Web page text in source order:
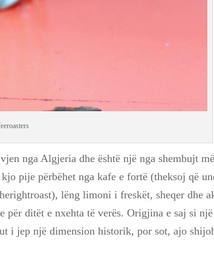
nga Algjeria dhe është një nga shembujt
pije përbëhet nga kafe e fortë (theksoj që
lëng limoni i freskët, sheqer dhe
për ditët e nxehta të verës. Origjina e saj si një
i jep një dimension historik, por sot, ajo